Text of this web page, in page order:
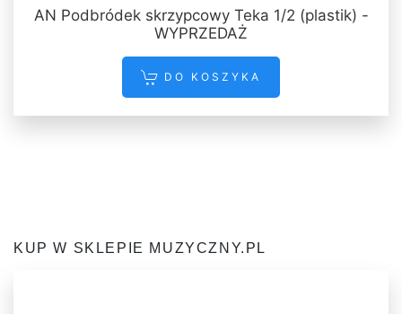
AN Podbródek skrzypcowy Teka 1/2 (plastik) -
WYPRZEDAŻ
DO KOSZYKA
KUP W SKLEPIE MUZYCZNY.PL